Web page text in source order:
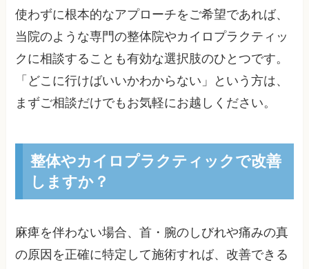
使わずに根本的なアプローチをご希望であれば、
当院のような専門の整体院やカイロプラクティッ
クに相談することも有効な選択肢のひとつです。
「どこに行けばいいかわからない」という方は、
まずご相談だけでもお気軽にお越しください。
整体やカイロプラクティックで改善
しますか？
麻痺を伴わない場合、首・腕のしびれや痛みの真
の原因を正確に特定して施術すれば、改善できる